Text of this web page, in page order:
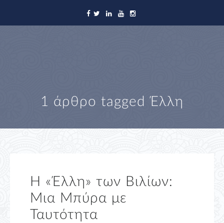
1 άρθρο tagged Έλλη
Η «Έλλη» των Βιλίων:
Μια Μπύρα με
Ταυτότητα